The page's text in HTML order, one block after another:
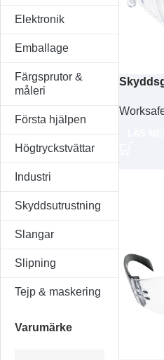
Elektronik
Emballage
Färgsprutor &
måleri
Första hjälpen
Högtryckstvättar
Industri
Skyddsutrustning
Slangar
Slipning
Tejp & maskering
Varumärke